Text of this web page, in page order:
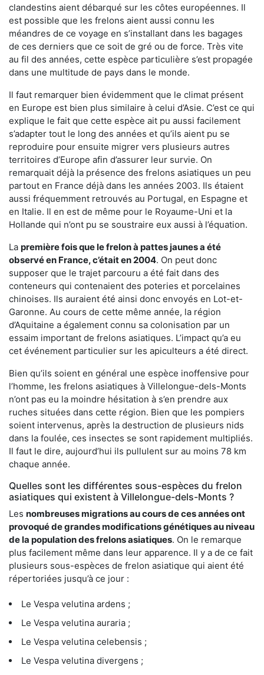
clandestins aient débarqué sur les côtes européennes. Il
est possible que les frelons aient aussi connu les
méandres de ce voyage en s’installant dans les bagages
de ces derniers que ce soit de gré ou de force. Très vite
au fil des années, cette espèce particulière s’est propagée
dans une multitude de pays dans le monde.
Il faut remarquer bien évidemment que le climat présent
en Europe est bien plus similaire à celui d’Asie. C’est ce qui
explique le fait que cette espèce ait pu aussi facilement
s’adapter tout le long des années et qu’ils aient pu se
reproduire pour ensuite migrer vers plusieurs autres
territoires d’Europe afin d’assurer leur survie. On
remarquait déjà la présence des frelons asiatiques un peu
partout en France déjà dans les années 2003. Ils étaient
aussi fréquemment retrouvés au Portugal, en Espagne et
en Italie. Il en est de même pour le Royaume-Uni et la
Hollande qui n’ont pu se soustraire eux aussi à l’équation.
La première fois que le frelon à pattes jaunes a été
observé en France, c’était en 2004. On peut donc
supposer que le trajet parcouru a été fait dans des
conteneurs qui contenaient des poteries et porcelaines
chinoises. Ils auraient été ainsi donc envoyés en Lot-et-
Garonne. Au cours de cette même année, la région
d’Aquitaine a également connu sa colonisation par un
essaim important de frelons asiatiques. L’impact qu’a eu
cet événement particulier sur les apiculteurs a été direct.
Bien qu’ils soient en général une espèce inoffensive pour
l’homme, les frelons asiatiques à Villelongue-dels-Monts
n’ont pas eu la moindre hésitation à s’en prendre aux
ruches situées dans cette région. Bien que les pompiers
soient intervenus, après la destruction de plusieurs nids
dans la foulée, ces insectes se sont rapidement multipliés.
Il faut le dire, aujourd’hui ils pullulent sur au moins 78 km
chaque année.
Quelles sont les différentes sous-espèces du frelon
asiatiques qui existent à Villelongue-dels-Monts ?
Les nombreuses migrations au cours de ces années ont
provoqué de grandes modifications génétiques au niveau
de la population des frelons asiatiques. On le remarque
plus facilement même dans leur apparence. Il y a de ce fait
plusieurs sous-espèces de frelon asiatique qui aient été
répertoriées jusqu’à ce jour :
Le Vespa velutina ardens ;
Le Vespa velutina auraria ;
Le Vespa velutina celebensis ;
Le Vespa velutina divergens ;